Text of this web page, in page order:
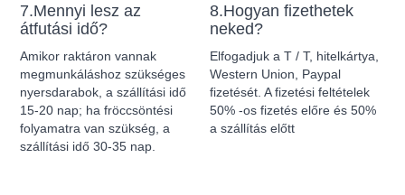
7.Mennyi lesz az
átfutási idő?
Amikor raktáron vannak
megmunkáláshoz szükséges
nyersdarabok, a szállítási idő
15-20 nap; ha fröccsöntési
folyamatra van szükség, a
szállítási idő 30-35 nap.
8.Hogyan fizethetek
neked?
Elfogadjuk a T / T, hitelkártya,
Western Union, Paypal
fizetését. A fizetési feltételek
50% -os fizetés előre és 50%
a szállítás előtt